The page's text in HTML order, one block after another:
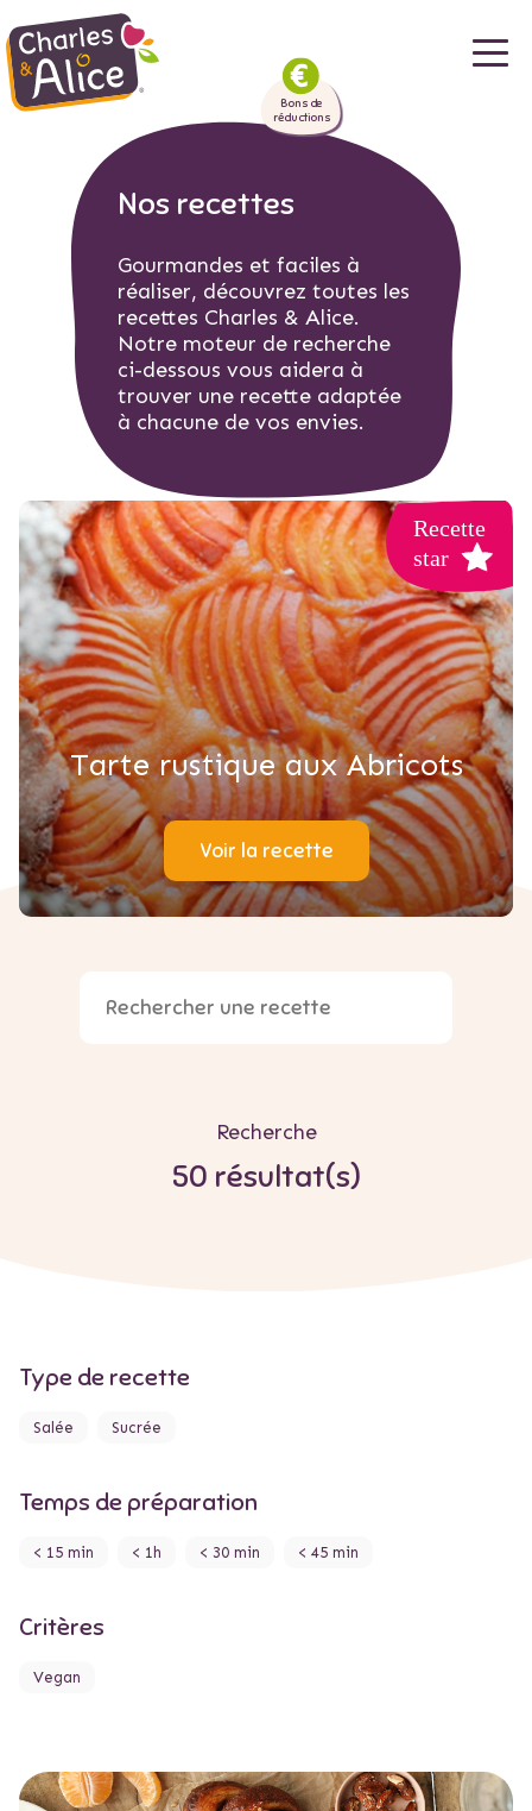
Aller
au
contenu
Bons de
réductions
Nos recettes
Gourmandes et faciles à
réaliser, découvrez toutes les
recettes Charles & Alice.
Notre moteur de recherche
ci-dessous vous aidera à
trouver une recette adaptée
à chacune de vos envies.
Tarte rustique aux Abricots
Voir la recette
Recherche
50 résultat(s)
Type de recette
Salée Sucrée
Temps de préparation
< 15 min < 1h < 30 min < 45 min
Critères
Vegan